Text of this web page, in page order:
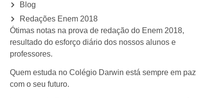
Blog
Redações Enem 2018
Ótimas notas na prova de redação do Enem 2018,
resultado do esforço diário dos nossos alunos e
professores.
Quem estuda no Colégio Darwin está sempre em paz
com o seu futuro.